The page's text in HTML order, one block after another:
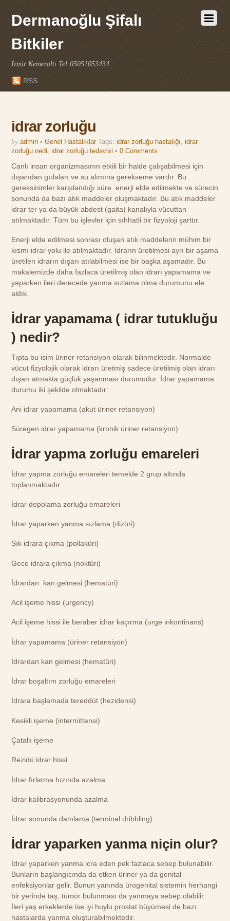
Dermanoğlu Şifalı
Bitkiler
İzmir Kemeraltı Tel:05051053434
RSS
idrar zorluğu
by admin • Genel Hastalıklar Tags:idrar zorluğu hastalığı,idrar
zorluğu nedi,idrar zorluğu tedavisi •0 Comments
Canlı insan organizmasının etkili bir halde çalışabilmesi için
dışarıdan gıdaları ve su alımına gerekseme vardır. Bu
gereksinimler karşılandığı süre enerji elde edilmekte ve sürecin
sonunda da bazı atık maddeler oluşmaktadır. Bu atık maddeler
idrar ter ya da büyük abdest (gaita) kanalıyla vücuttan
atılmaktadır. Tüm bu işlevler için sıhhatli bir fizyoloji şarttır.
Enerji elde edilmesi sonrası oluşan atık maddelerin mühim bir
kısmı idrar yolu ile atılmaktadır. İdrarın üretilmesi ayrı bir aşama
üretilen idrarın dışarı atılabilmesi ise bir başka aşamadır. Bu
makalemizde daha fazlaca üretilmiş olan idrarı yapamama ve
yaparken ileri derecede yanma sızlama olma durumunu ele
aldık.
İdrar yapamama ( idrar tutukluğu
) nedir?
Tıpta bu isim üriner retansiyon olarak bilinmektedir. Normalde
vücut fizyolojik olarak idrarı üretmiş sadece üretilmiş olan idrarı
dışarı atmakta güçlük yaşanması durumudur. İdrar yapamama
durumu iki şekilde olmaktadır:
Ani idrar yapamama (akut üriner retansiyon)
Süregen idrar yapamama (kronik üriner retansiyon)
İdrar yapma zorluğu emareleri
İdrar yapma zorluğu emareleri temelde 2 grup altında
toplanmaktadır:
İdrar depolama zorluğu emareleri
İdrar yaparken yanma sızlama (dizüri)
Sık idrara çıkma (pollaküri)
Gece idrara çıkma (noktüri)
İdrardan kan gelmesi (hematüri)
Acil işeme hissi (urgency)
Acil işeme hissi ile beraber idrar kaçırma (urge inkontinans)
İdrar yapamama (üriner retansiyon)
İdrardan kan gelmesi (hematüri)
İdrar boşaltım zorluğu emareleri
İdrara başlamada tereddüt (hezidensi)
Kesikli işeme (intermittensi)
Çatallı işeme
Rezidü idrar hissi
İdrar fırlatma hızında azalma
İdrar kalibrasyonunda azalma
İdrar sonunda damlama (terminal dribbling)
İdrar yaparken yanma niçin olur?
İdrar yaparken yanma icra eden pek fazlaca sebep bulunabilir.
Bunların başlangıcında da etken üriner ya da genital
enfeksiyonlar gelir. Bunun yanında ürogenital sistemin herhangi
bir yerinde taş, tümör bulunması da yanmaya sebep olabilir.
İleri yaş erkeklerde ise iyi huylu prostat büyümesi de bazı
hastalarda yanma oluşturabilmektedir.